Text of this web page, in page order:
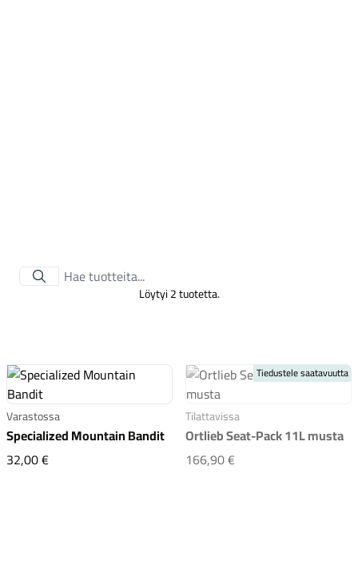
Löytyi 2 tuotetta.
Varastossa
Specialized Mountain Bandit
32,00 €Specialized Mountain Bandit
Tilattavissa
Ortlieb Seat-Pack 11L musta
166,90 €Ortlieb Seat-Pack
Tiedustele saatavuutta